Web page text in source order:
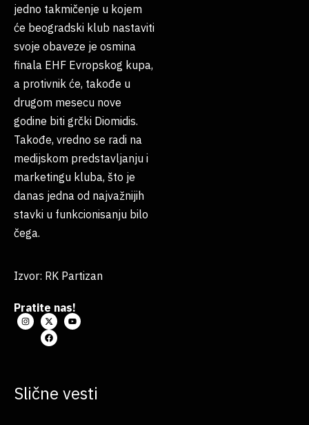
jedno takmičenje u kojem
će beogradski klub nastaviti
svoje obaveze je osmina
finala EHF Evropskog kupa,
a protivnik će, takođe u
drugom mesecu nove
godine biti grčki Diomidis.
Takođe, vredno se radi na
medijskom predstavljanju i
marketingu kluba, što je
danas jedna od najvažnijih
stavki u funkcionisanju bilo
čega.
Izvor: RK Partizan
Pratite nas!
Slične vesti